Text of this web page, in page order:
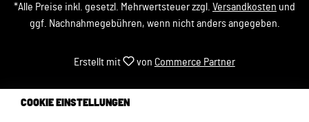
*Alle Preise inkl. gesetzl. Mehrwertsteuer zzgl. Versandkosten und
ggf. Nachnahmegebühren, wenn nicht anders angegeben.
Erstellt mit von Commerce Partner
COOKIE EINSTELLUNGEN